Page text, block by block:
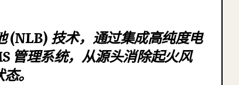
(NLB) 技术，通过集成高纯度电
管理系统，从源头消除起火风
。